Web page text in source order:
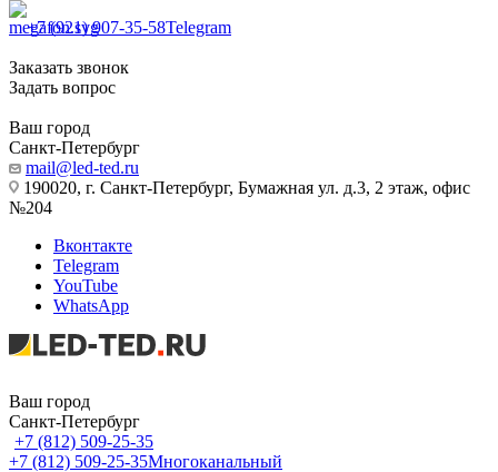
+7 (921) 907-35-58Telegram
Заказать звонок
Задать вопрос
Ваш город
Санкт-Петербург
mail@led-ted.ru
190020, г. Санкт-Петербург, Бумажная ул. д.3, 2 этаж, офис
№204
Вконтакте
Telegram
YouTube
WhatsApp
Ваш город
Санкт-Петербург
+7 (812) 509-25-35
+7 (812) 509-25-35Многоканальный